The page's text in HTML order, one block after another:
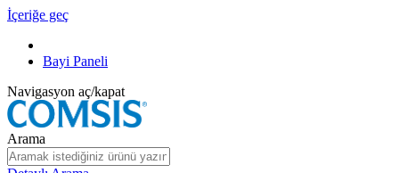
İçeriğe geç
Bayi Paneli
Navigasyon aç/kapat
Arama